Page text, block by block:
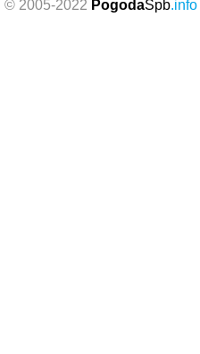
© 2005-2022 PogodaSpb.info